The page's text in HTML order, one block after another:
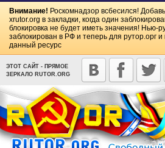
Внимание! Роскомнадзор всбесился!
xrutor.org в закладки, когда один
блокировка не будет иметь значения! Нью-
заблокирован в РФ и теперь для рутор.орг и
данный ресурс
ЭТОТ САЙТ - ПРЯМОЕ
ЗЕРКАЛО RUTOR.ORG